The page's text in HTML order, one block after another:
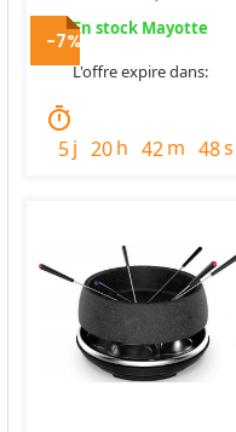
En stock Mayotte
L'offre expire dans:
timer
5j 20h 42m 47s
-7%